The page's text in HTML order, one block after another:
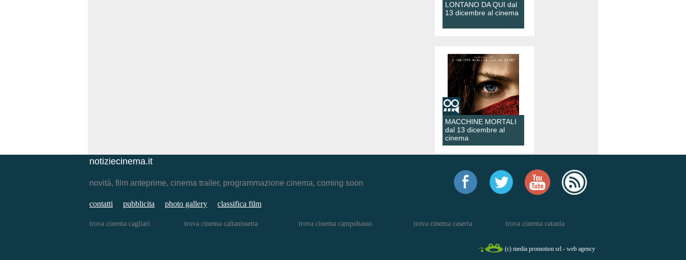
LONTANO DA QUI dal
13 dicembre al cinema
MACCHINE MORTALI
dal 13 dicembre al
cinema
notiziecinema.it
novità, film anteprime, cinema trailer, programmazione cinema, coming soon
contatti pubblicita photo gallery classifica film
trova cinema cagliari trova cinema caltanissetta trova cinema campobasso trova cinema caserta trova cinema catania
(c) media promotion srl - web agency